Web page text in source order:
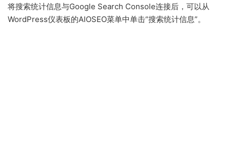
将搜索统计信息与Google Search Console连接后，可以从
WordPress仪表板的AIOSEO菜单中单击“搜索统计信息”。